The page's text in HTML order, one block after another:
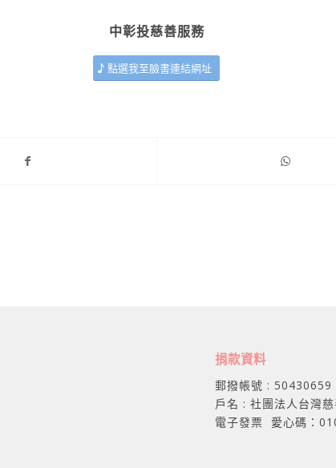
中彰投慈善服務
點選我至臉書連結網址
捐款資料
郵撥帳號 : 50430659
戶名 : 社團法人台灣
電子發票 愛心碼：